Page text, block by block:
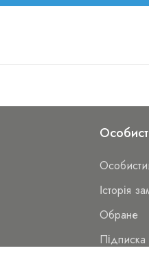
Історія
Обране
Підписка